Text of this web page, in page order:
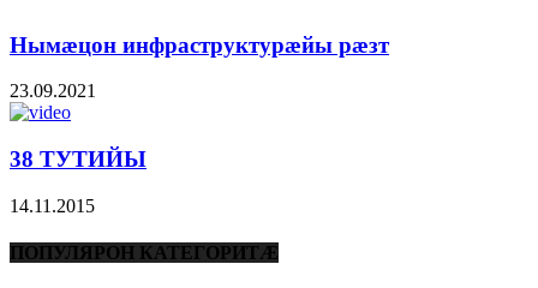
Нымæцон инфраструктурæйы рæзт
23.09.2021
38 ТУТИЙЫ
14.11.2015
ПОПУЛЯРОН КАТЕГОРИТÆ